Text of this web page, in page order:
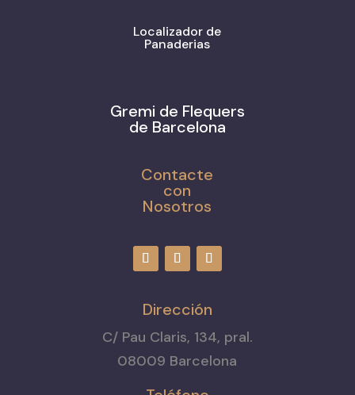
Localizador de
Panaderias
Gremi de Flequers
de Barcelona
Contacte
con
Nosotros
Dirección
C/ Pau Claris, 134, pral.
08009 Barcelona